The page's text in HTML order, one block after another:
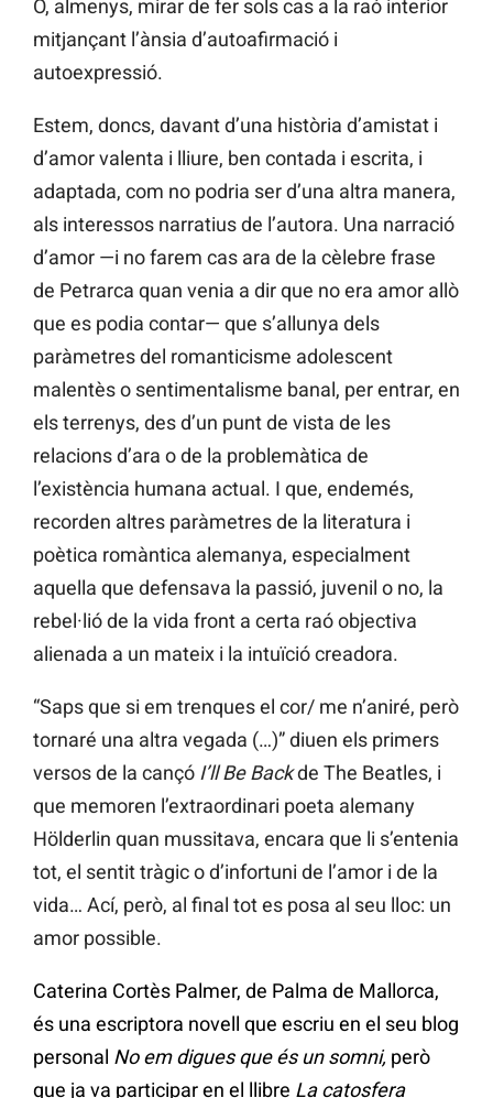
O, almenys, mirar de fer sols cas a la raó interior
mitjançant l’ànsia d’autoafirmació i
autoexpressió.
Estem, doncs, davant d’una història d’amistat i
d’amor valenta i lliure, ben contada i escrita, i
adaptada, com no podria ser d’una altra manera,
als interessos narratius de l’autora. Una narració
d’amor —i no farem cas ara de la cèlebre frase
de Petrarca quan venia a dir que no era amor allò
que es podia contar— que s’allunya dels
paràmetres del romanticisme adolescent
malentès o sentimentalisme banal, per entrar, en
els terrenys, des d’un punt de vista de les
relacions d’ara o de la problemàtica de
l’existència humana actual. I que, endemés,
recorden altres paràmetres de la literatura i
poètica romàntica alemanya, especialment
aquella que defensava la passió, juvenil o no, la
rebel·lió de la vida front a certa raó objectiva
alienada a un mateix i la intuïció creadora.
“Saps que si em trenques el cor/ me n’aniré, però
tornaré una altra vegada (…)” diuen els primers
versos de la cançó I’ll Be Backde The Beatles, i
que memoren l’extraordinari poeta alemany
Hölderlin quan mussitava, encara que li s’entenia
tot, el sentit tràgic o d’infortuni de l’amor i de la
vida… Ací, però, al final tot es posa al seu lloc: un
amor possible.
Caterina Cortès Palmer, de Palma de Mallorca,
és una escriptora novell que escriu en el seu blog
personal No em digues que és un somni, però
que ja va participar en el llibre La catosfera